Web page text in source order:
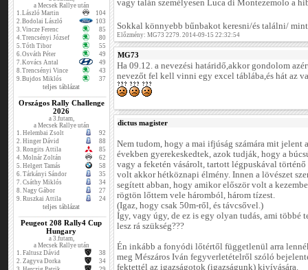
a Mecsek Rallye után
1.László Martin
104
2.Bodolai László
103
3.Vincze Ferenc
85
4.Trencsényi József
80
5.Tóth Tibor
55
6.Osváth Péter
49
7.Kovács Antal
49
8.Trencsényi Vince
43
9.Bujdos Miklós 37
teljes táblázat
Országos Rally Challenge
2026
a 3.futam,
a Mecsek Rallye után
1. Helembai Zsolt
92
2. Hinger Dávid
88
3. Rongits Attila
85
4. Molnár Zoltán
62
5. Helgert Tamás
58
6. Tárkányi Sándor
35
7. Csáthy Miklós
34
8. Nagy Gábor
27
9. Ruszkai Attila 24
teljes táblázat
Peugeot 208 Rally4 Cup
Hungary
a 3.futam,
a Mecsek Rallye után
1. Faltusz Dávid
38
2. Zagyva Dorka
34
vagy talán személyesen Luca di Montezemolo a
Sokkal könnyebb bűnbakot keresni/és találni/
Előzmény: MG73 2279. 2014-09-15 22:32:54
MG73
Ha 09.12. a nevezési határidő,akkor gondolom
nevezőt fel kell vinni egy excel táblába,és hát az
dictus magister
Nem tudom, hogy a mai ifjúság számára mit jelent
években gyerekeskedtek, azok tudják, hogy a
vagy a feketén vásárolt, tartott légpuskával történő
volt akkor hétköznapi élmény. Innen a lövészet
segített abban, hogy amikor először volt a
rögtön lőttem vele háromból, három tízest.
(Igaz, hogy csak 50m-ről, és távcsővel.)
Így, vagy úgy, de ez is egy olyan tudás, ami többé
lesz rá szükség???
Én inkább a fonyódi lőtértől függetlenül arra
meg Mészáros Iván fegyverletételről szóló
fektettél az igazságotok (igazságunk) kivívására.